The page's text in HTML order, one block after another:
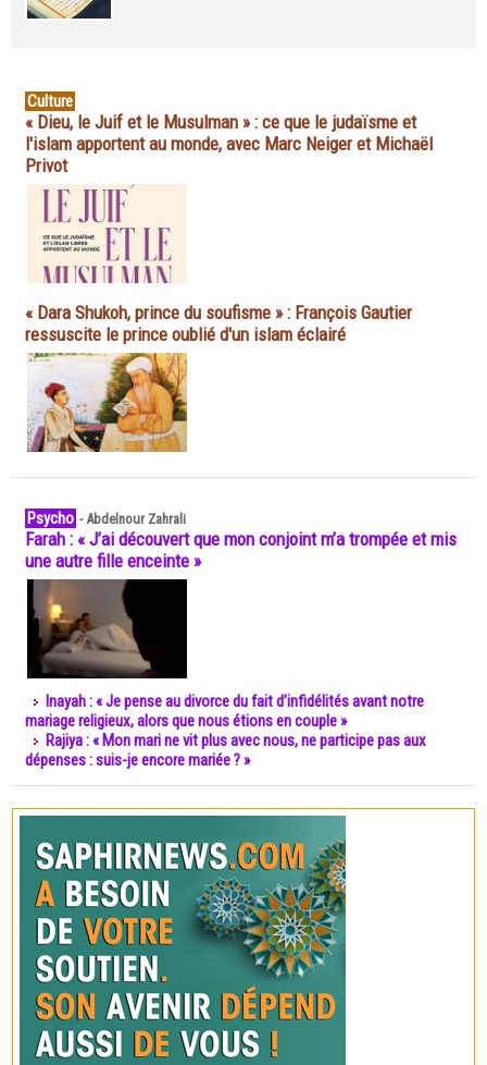
Culture
« Dieu, le Juif et le Musulman » : ce que le judaïsme et
l'islam apportent au monde, avec Marc Neiger et Michaël
Privot
« Dara Shukoh, prince du soufisme » : François Gautier
ressuscite le prince oublié d'un islam éclairé
Psycho -Abdelnour Zahrali
Farah : « J’ai découvert que mon conjoint m’a trompée et mis
une autre fille enceinte »
Inayah : « Je pense au divorce du fait d’infidélités avant notre
mariage religieux, alors que nous étions en couple »
Rajiya : « Mon mari ne vit plus avec nous, ne participe pas aux
dépenses : suis-je encore mariée ? »